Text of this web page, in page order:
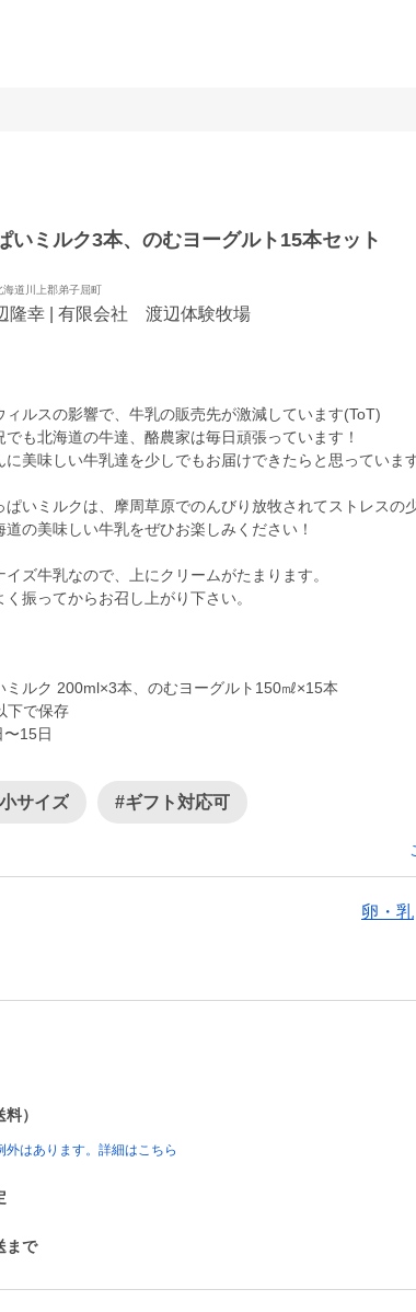
いミルク3本、のむヨーグルト15本セット
海道川上郡弟子屈町
隆幸 | 有限会社 渡辺体験牧場
ィルスの影響で、牛乳の販売先が激減しています(ToT)
でも北海道の牛達、酪農家は毎日頑張っています！
に美味しい牛乳達を少しでもお届けできたらと思っていま
ぱいミルクは、摩周草原でのんびり放牧されてストレスの
道の美味しい牛乳をぜひお楽しみください！
イズ牛乳なので、上にクリームがたまります。
振ってからお召し上がり下さい。
ミルク 200ml×3本、のむヨーグルト150㎖×15本
下で保存
15日
サイズ #ギフト対応可
卵・乳
）
はあります。詳細はこちら
まで